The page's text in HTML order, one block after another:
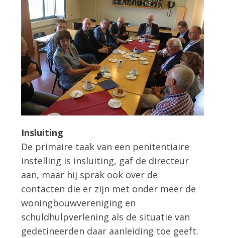
Insluiting
De primaire taak van een penitentiaire
instelling is insluiting, gaf de directeur
aan, maar hij sprak ook over de
contacten die er zijn met onder meer de
woningbouwvereniging en
schuldhulpverlening als de situatie van
gedetineerden daar aanleiding toe geeft.